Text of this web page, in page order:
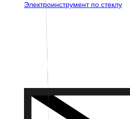
Электроинструмент по стеклу